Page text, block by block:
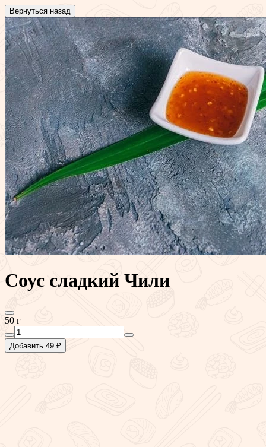
Вернуться назад
Соус сладкий Чили
50 г
Добавить 49 ₽